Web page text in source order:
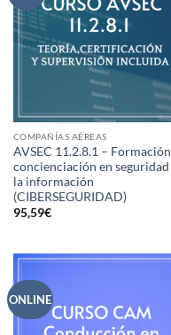
COMPAÑÍAS AÉREAS
AVSEC 11.2.8.1 –
concienciación en seguridad
la información
(CIBERSEGURIDAD)
95,59€
ONLINE